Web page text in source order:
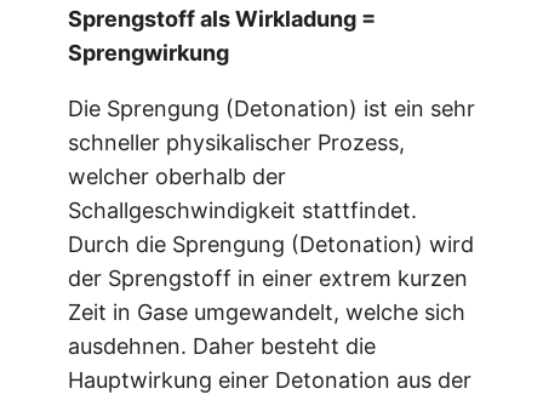
Sprengstoff als Wirkladung =
Sprengwirkung
Die Sprengung (Detonation) ist ein sehr
schneller physikalischer Prozess,
welcher oberhalb der
Schallgeschwindigkeit stattfindet.
Durch die Sprengung (Detonation) wird
der Sprengstoff in einer extrem kurzen
Zeit in Gase umgewandelt, welche sich
ausdehnen. Daher besteht die
Hauptwirkung einer Detonation aus der